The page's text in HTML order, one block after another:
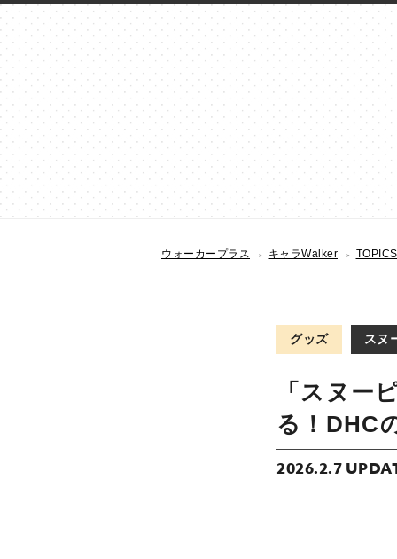
ウォーカープラス キャラWalker TOPICS
グッズ スヌ
「スヌー
る！DHC
2026.2.7